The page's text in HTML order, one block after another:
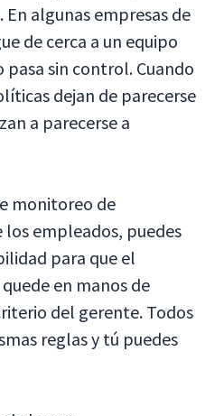
algunas empresas de
de cerca a un equipo
sin control. Cuando
dejan de parecerse
a parecerse a
monitoreo de
empleados, puedes
para que el
en manos de
del gerente. Todos
reglas y tú puedes